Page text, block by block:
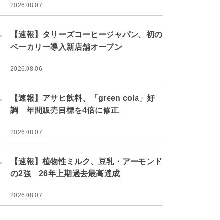
2026.08.07
【速報】タリーズコーヒージャパン、初の
ベーカリー導入新店舗オープン
2026.08.06
【速報】アサヒ飲料、「green cola」好
調 年間販売目標を4倍に修正
2026.08.07
【速報】植物性ミルク、豆乳・アーモンド
の2強 26年上期過去最高達成
2026.08.07